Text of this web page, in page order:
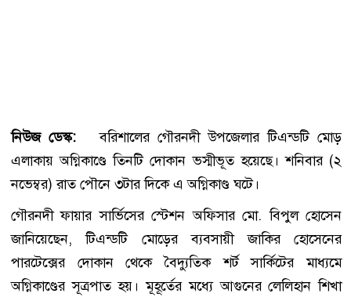
নিউজ ডেস্ক:
বরিশালের গৌরনদী উপজেলার টিএন্ডটি মোড়
এলাকায় অগ্নিকাণ্ডে তিনটি দোকান ভস্মীভূত হয়েছে। শনিবার (২
নভেম্বর) রাত পৌনে ৩টার দিকে এ অগ্নিকাণ্ড ঘটে।
গৌরনদী ফায়ার সার্ভিসের স্টেশন অফিসার মো. বিপুল হোসেন
জানিয়েছেন, টিএন্ডটি মোড়ের ব্যবসায়ী জাকির হোসেনের
পারটেক্সের দোকান থেকে বৈদ্যুতিক শর্ট সার্কিটের মাধ্যমে
অগ্নিকাণ্ডের সূত্রপাত হয়। মূহূর্তের মধ্যে আগুনের লেলিহান শিখা